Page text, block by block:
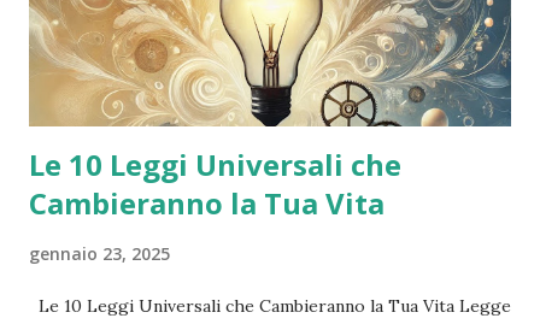
indicato per: Meningiomi Nevralgia del trigemino Metastasi
cerebrali Adenomi ipofisari Malformazioni arte...
Le 10 Leggi Universali che
Cambieranno la Tua Vita
gennaio 23, 2025
Le 10 Leggi Universali che Cambieranno la Tua Vita Legge